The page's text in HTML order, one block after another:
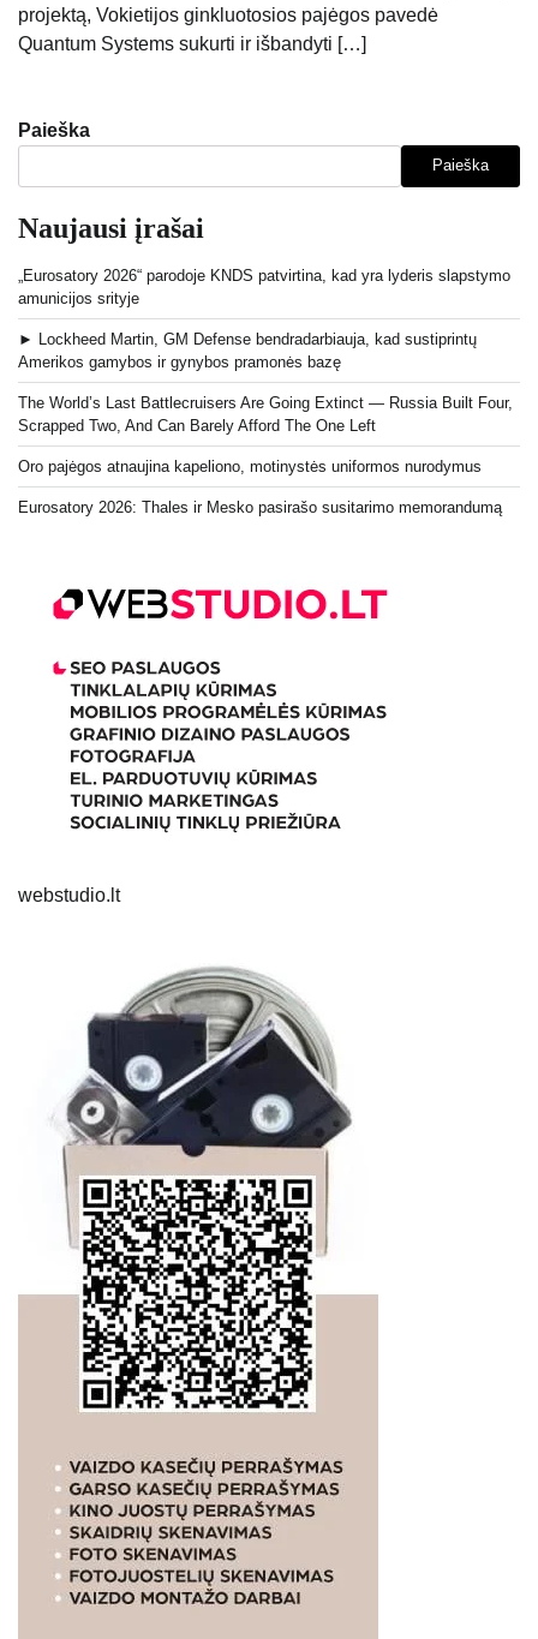
projektą, Vokietijos ginkluotosios pajėgos pavedė
Quantum Systems sukurti ir išbandyti […]
Paieška
Paieška
Naujausi įrašai
„Eurosatory 2026“ parodoje KNDS patvirtina, kad yra lyderis slapstymo
amunicijos srityje
► Lockheed Martin, GM Defense bendradarbiauja, kad sustiprintų
Amerikos gamybos ir gynybos pramonės bazę
The World’s Last Battlecruisers Are Going Extinct — Russia Built Four,
Scrapped Two, And Can Barely Afford The One Left
Oro pajėgos atnaujina kapeliono, motinystės uniformos nurodymus
Eurosatory 2026: Thales ir Mesko pasirašo susitarimo memorandumą
webstudio.lt